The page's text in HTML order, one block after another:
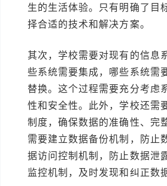
生的生活体验。只有明确了目
择合适的技术和解决方案。
其次，学校需要对现有的信息
些系统需要集成，哪些系统需
替换。这个过程需要充分考虑
性和安全性。此外，学校还需
制度，确保数据的准确性、完
需要建立数据备份机制，防止
据访问控制机制，防止数据泄
监控机制，及时发现和纠正数